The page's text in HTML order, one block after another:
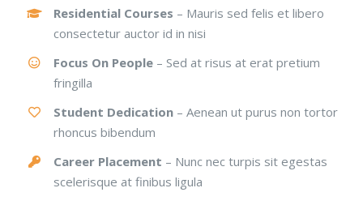
Residential Courses – Mauris sed felis et libero
consectetur auctor id in nisi
Focus On People – Sed at risus at erat pretium
fringilla
Student Dedication – Aenean ut purus non tortor
rhoncus bibendum
Career Placement – Nunc nec turpis sit egestas
scelerisque at finibus ligula